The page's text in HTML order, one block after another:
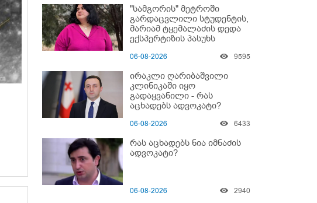
"სამგორის" მეტროში
გარდაცვლილი სტუდენტის,
მარიამ ტყემალაძის დედა
ექსპერტიზის პასუხს
გოგონას გარდაცვალების
06-08-2026 9595
ირაკლი ღარიბაშვილი
კლინიკაში იყო
გადაყვანილი - რას
აცხადებს ადვოკატი?
06-08-2026 6433
რას აცხადებს ნია იმნაძის
ადვოკატი?
06-08-2026 2940